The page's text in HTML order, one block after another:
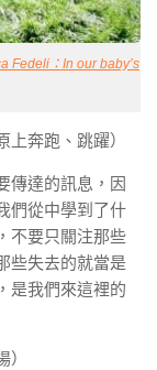
Fedeli：In our baby’s
奔跑、跳躍）
傳達的訊息，因
們從中學到了什
不要只關注那些
些失去的就當是
是我們來這裡的